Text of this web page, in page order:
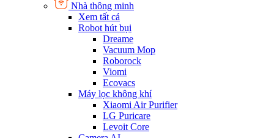
Nhà thông minh
Xem tất cả
Robot hút bụi
Dreame
Vacuum Mop
Roborock
Viomi
Ecovacs
Máy lọc không khí
Xiaomi Air Purifier
LG Puricare
Levoit Core